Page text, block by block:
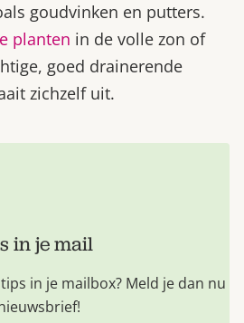
goudvinken en putters.
planten in de volle zon of
goed drainerende
zichzelf uit.
in je mail
in je mailbox? Meld je dan nu